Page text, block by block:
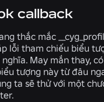
callback
thắc mắc
lỗi tham chiếu biểu
May mắn thay,
tượng này từ đâu
ta sẽ thử với một
.